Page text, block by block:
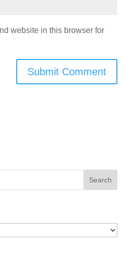
website in this browser for